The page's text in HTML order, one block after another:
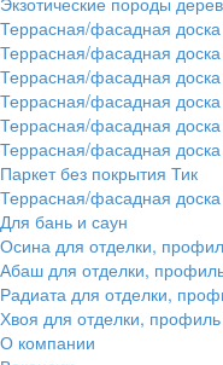
Террасная/фасадная
Террасная/фасадная
Террасная/фасадная
Террасная/фасадная
Террасная/фасадная
Террасная/фасадная
Паркет без покрытия Тик
Террасная/фасадная
Для бань и саун
Осина для отделки,
Абаш для отделки,
Радиата для отделки,
Хвоя для отделки,
О компании